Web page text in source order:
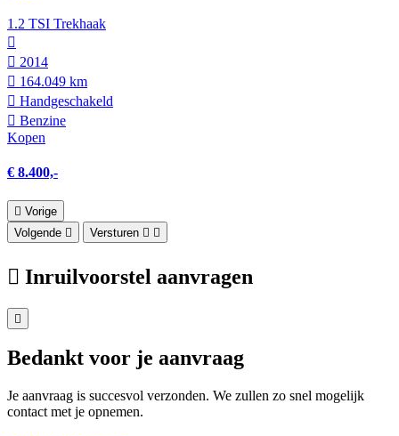
1.2 TSI Trekhaak
2014
164.049 km
Hand­geschakeld
Benzine
Kopen
€ 8.400,-
Vorige
Volgende
Versturen
Inruilvoorstel aanvragen
Bedankt voor je aanvraag
Je aanvraag is succesvol verzonden. We zullen zo snel mogelijk
contact met je opnemen.